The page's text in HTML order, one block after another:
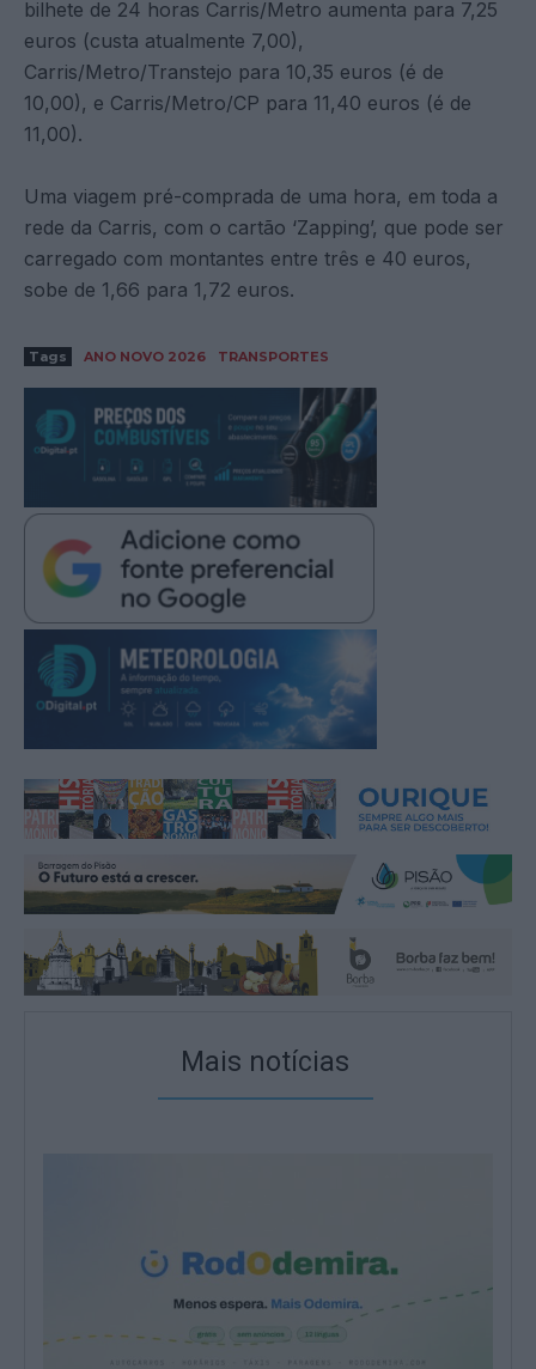
bilhete de 24 horas Carris/Metro aumenta para 7,25
euros (custa atualmente 7,00),
Carris/Metro/Transtejo para 10,35 euros (é de
10,00), e Carris/Metro/CP para 11,40 euros (é de
11,00).
Uma viagem pré-comprada de uma hora, em toda a
rede da Carris, com o cartão ‘Zapping’, que pode ser
carregado com montantes entre três e 40 euros,
sobe de 1,66 para 1,72 euros.
Tags ANO NOVO 2026 TRANSPORTES
Mais notícias